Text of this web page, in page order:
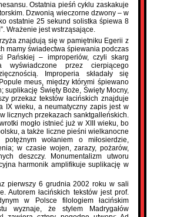
Ostatnia pieśń cyklu zaskakuje
Dzwonią wieczorne dzwony – w
ostatnie 25 sekund solistka śpiewa 8
Wrażenie jest wstrząsające.
znajdują się w pamiętniku Egerii z
mamy świadectwa śpiewania podczas
Pańskiej – improperiów, czyli skarg
wyświadczone przez cierpiącego
Improperia składały się
meus, między którymi śpiewano
suplikację Święty Boże, Święty Mocny,
przekaz tekstów łacińskich znajduje
IX wieku, a neumatyczny zapis jest w
licznych przekazach sanktgalleńskich.
mogło istnieć już w XIII wieku, bo
a także liczne pieśni wielkanocne
wołaniem o miłosierdzie,
w czasie wojen, zarazy, pożarów,
deszczy. Monumentalizm utworu
harmonik amplifikuje suplikację w
pierwszy 6 grudnia 2002 roku w sali
Autorem łacińskich tekstów jest prof.
w Polsce filologiem łacińskim
wyznaje, że stylem Madrygałów